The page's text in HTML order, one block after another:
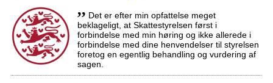
,, Det er efter min opfattelse meget
beklageligt, at Skattestyrelsen først i
forbindelse med min høring og ikke allerede i
forbindelse med dine henvendelser til styrelsen
foretog en egentlig behandling og vurdering af
sagen.